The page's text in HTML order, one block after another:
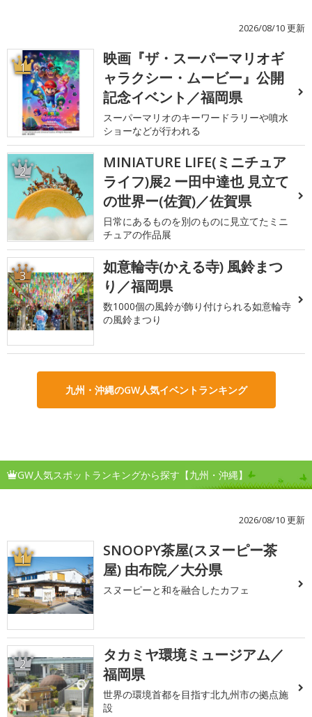
2026/08/10 更新
1
映画『ザ・スーパーマリオギ
ャラクシー・ムービー』公開
記念イベント／福岡県
スーパーマリオのキーワードラリーや噴水
ショーなどが行われる
2
MINIATURE LIFE(ミニチュア
ライフ)展2 ー田中達也 見立て
の世界ー(佐賀)／佐賀県
日常にあるものを別のものに見立てたミニ
チュアの作品展
3
如意輪寺(かえる寺) 風鈴まつ
り／福岡県
数1000個の風鈴が飾り付けられる如意輪寺
の風鈴まつり
九州・沖縄のGW人気イベントランキング
GW人気スポットランキングから探す【九州・沖縄】
2026/08/10 更新
1
SNOOPY茶屋(スヌーピー茶
屋) 由布院／大分県
スヌーピーと和を融合したカフェ
2
タカミヤ環境ミュージアム／
福岡県
世界の環境首都を目指す北九州市の拠点施
設